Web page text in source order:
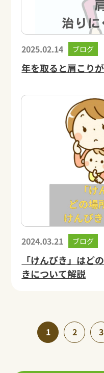
2025.02.14 ブログ
年を取ると肩こり
2024.03.21 ブログ
「けんびき」は
きについて解説
1 2 3